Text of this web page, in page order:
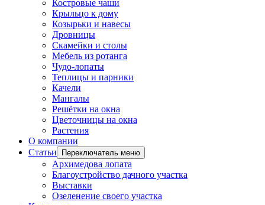
Костровые чаши
Крыльцо к дому
Козырьки и навесы
Дровницы
Скамейки и столы
Мебель из ротанга
Чудо-лопаты
Теплицы и парники
Качели
Мангалы
Решётки на окна
Цветочницы на окна
Растения
О компании
Статьи
Переключатель меню
Архимедова лопата
Благоустройство дачного участка
Выставки
Озеленение своего участка